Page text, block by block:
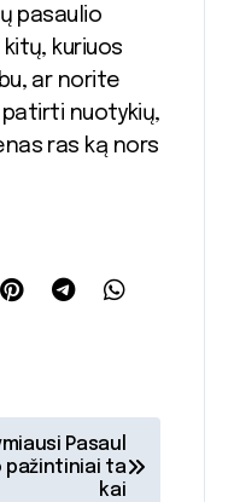
pasaulio
kuriuos
ar norite
patirti nuotykių,
ras ką nors
Pasaul
pažintiniai ta
kai